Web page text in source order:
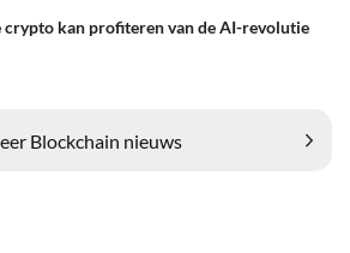
crypto kan profiteren van de AI-revolutie
Blockchain nieuws